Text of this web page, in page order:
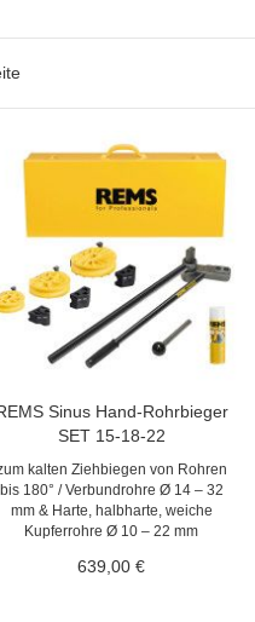
Sinus Hand-Rohrbieger
SET 15-18-22
kalten Ziehbiegen von Rohren
bis 180° / Verbundrohre Ø 14 – 32
mm & Harte, halbharte, weiche
Kupferrohre Ø 10 – 22 mm
639,00 €